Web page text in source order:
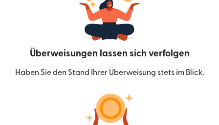
Überweisungen lassen sich verfolgen
Haben Sie den Stand Ihrer Überweisung stets im Blick.